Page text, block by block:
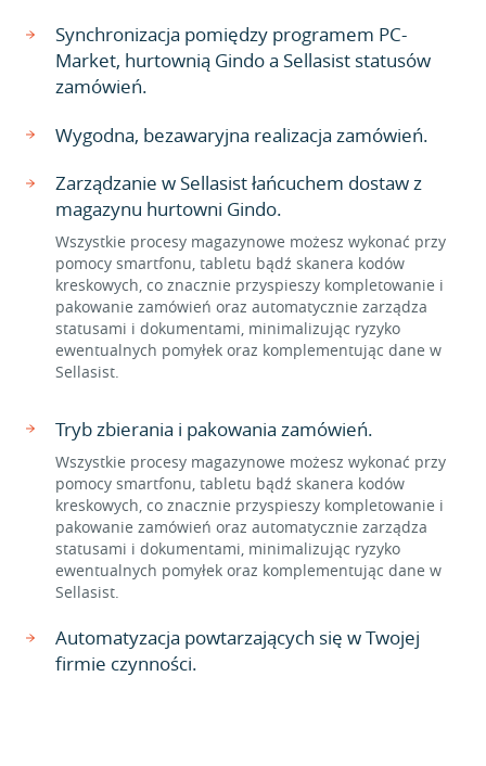
Synchronizacja pomiędzy programem PC-
Market, hurtownią Gindo a Sellasist statusów
zamówień.
Wygodna, bezawaryjna realizacja zamówień.
Zarządzanie w Sellasist łańcuchem dostaw z
magazynu hurtowni Gindo.
Wszystkie procesy magazynowe możesz wykonać przy
pomocy smartfonu, tabletu bądź skanera kodów
kreskowych, co znacznie przyspieszy kompletowanie i
pakowanie zamówień oraz automatycznie zarządza
statusami i dokumentami, minimalizując ryzyko
ewentualnych pomyłek oraz komplementując dane w
Sellasist.
Tryb zbierania i pakowania zamówień.
Wszystkie procesy magazynowe możesz wykonać przy
pomocy smartfonu, tabletu bądź skanera kodów
kreskowych, co znacznie przyspieszy kompletowanie i
pakowanie zamówień oraz automatycznie zarządza
statusami i dokumentami, minimalizując ryzyko
ewentualnych pomyłek oraz komplementując dane w
Sellasist.
Automatyzacja powtarzających się w Twojej
firmie czynności.